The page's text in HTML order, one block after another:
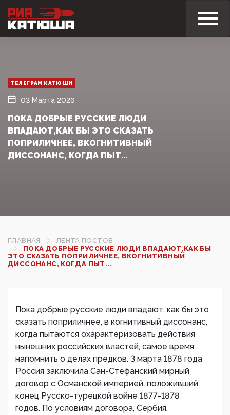
ТЕЛЕГРАМ КАТЮШИ
03 Марта 2026
ПОКА ДОБРЫЕ РУССКИЕ ЛЮДИ
ВПАДАЮТ,КАК БЫ ЭТО СКАЗАТЬ
ПОПРИЛИЧНЕЕ, ВКОГНИТИВНЫЙ
ДИССОНАНС, КОГДА ПЫТ...
ГЛАВНАЯ
ЛЕНТА ПОСТОВ
ПОКА ДОБРЫЕ РУССКИЕ ЛЮДИ ВПАДАЮТ,КАК БЫ
ЭТО СКАЗАТЬ ПОПРИЛИЧНЕЕ, ВКОГНИТИВНЫЙ
ДИССОНАНС, КОГДА ПЫТ...
Пока добрые русские люди впадают, как бы это
сказать поприличнее, в когнитивный диссонанс,
когда пытаются охарактеризовать действия
нынешних российских властей, самое время
напомнить о делах предков. 3 марта 1878 года
Россия заключила Сан-Стефанский мирный
договор с Османской империей, положивший
конец Русско-турецкой войне 1877-1878
годов. По условиям договора, Сербия,